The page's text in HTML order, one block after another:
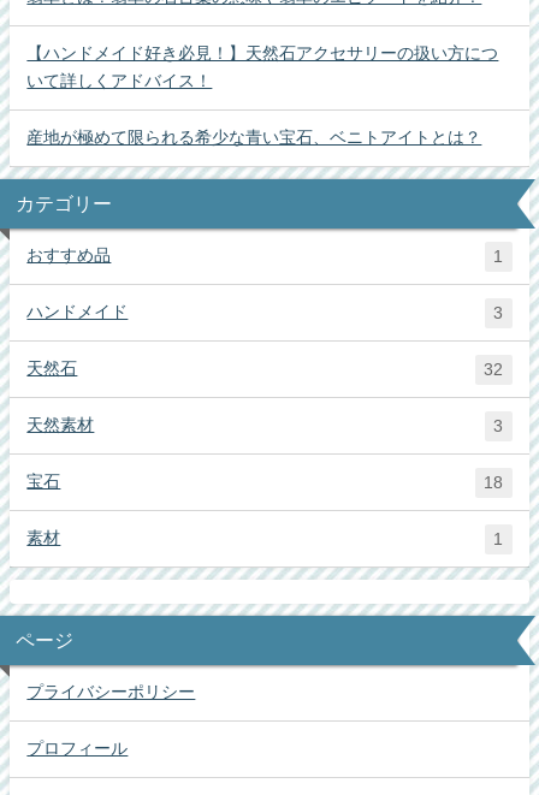
【ハンドメイド好き必見！】天然石アクセサリーの扱い方につ
いて詳しくアドバイス！
産地が極めて限られる希少な青い宝石、ベニトアイトとは？
カテゴリー
おすすめ品 1
ハンドメイド 3
天然石 32
天然素材 3
宝石 18
素材 1
ページ
プライバシーポリシー
プロフィール